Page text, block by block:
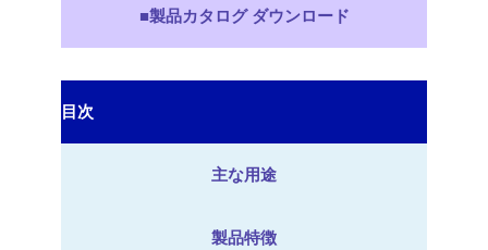
■製品カタログ ダウンロード
目次
主な用途
製品特徴